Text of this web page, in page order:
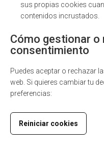
sus propias cookies
contenidos incrustados.
Cómo gestionar o
consentimiento
Puedes aceptar o rechazar
web. Si quieres cambiar tu
preferencias:
Reiniciar cookies